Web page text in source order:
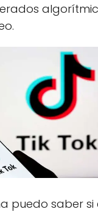
puedo saber si